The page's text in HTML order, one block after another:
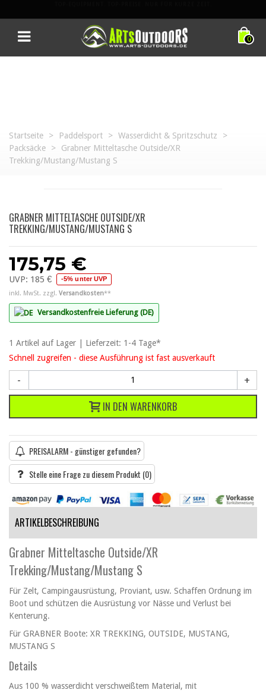
0
Startseite > Paddelsport > Wasserdicht & Spritzschutz
>
Packsäcke
>
Grabner Mitteltasche Outside/XR
Trekking/Mustang/Mustang S
GRABNER MITTELTASCHE OUTSIDE/XR
TREKKING/MUSTANG/MUSTANG S
175,75 €
UVP: 185 € -5% unter UVP
inkl. MwSt. zzgl. Versandkosten**
Versandkostenfreie Lieferung (DE)
1 Artikel auf Lager | Lieferzeit: 1-4 Tage*
Schnell zugreifen - diese Ausführung ist fast ausverkauft
- +
IN DEN WARENKORB
PREISALARM - günstiger gefunden?
Stelle eine Frage zu diesem Produkt (0)
ARTIKELBESCHREIBUNG
Grabner Mitteltasche Outside/XR
Trekking/Mustang/Mustang S
Für Zelt, Campingausrüstung, Proviant, usw. Schaffen Ordnung im
Boot und schützen die Ausrüstung vor Nässe und Verlust bei
Kenterung.
Für GRABNER Boote: XR TREKKING, OUTSIDE, MUSTANG,
MUSTANG S
Details
Aus 100 % wasserdicht verschweißtem Material, mit